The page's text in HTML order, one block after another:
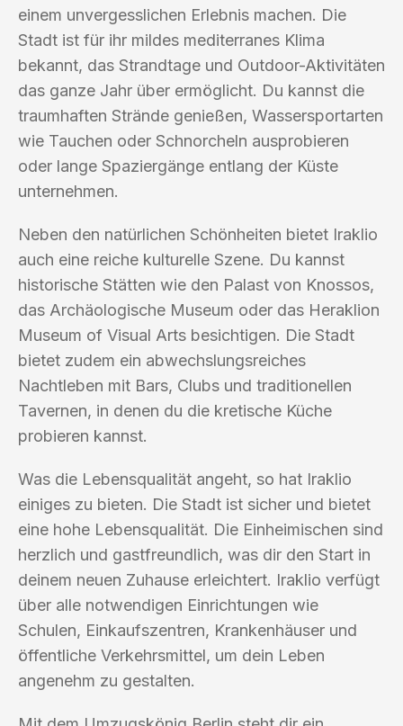
einem unvergesslichen Erlebnis machen. Die
Stadt ist für ihr mildes mediterranes Klima
bekannt, das Strandtage und Outdoor-Aktivitäten
das ganze Jahr über ermöglicht. Du kannst die
traumhaften Strände genießen, Wassersportarten
wie Tauchen oder Schnorcheln ausprobieren
oder lange Spaziergänge entlang der Küste
unternehmen.
Neben den natürlichen Schönheiten bietet Iraklio
auch eine reiche kulturelle Szene. Du kannst
historische Stätten wie den Palast von Knossos,
das Archäologische Museum oder das Heraklion
Museum of Visual Arts besichtigen. Die Stadt
bietet zudem ein abwechslungsreiches
Nachtleben mit Bars, Clubs und traditionellen
Tavernen, in denen du die kretische Küche
probieren kannst.
Was die Lebensqualität angeht, so hat Iraklio
einiges zu bieten. Die Stadt ist sicher und bietet
eine hohe Lebensqualität. Die Einheimischen sind
herzlich und gastfreundlich, was dir den Start in
deinem neuen Zuhause erleichtert. Iraklio verfügt
über alle notwendigen Einrichtungen wie
Schulen, Einkaufszentren, Krankenhäuser und
öffentliche Verkehrsmittel, um dein Leben
angenehm zu gestalten.